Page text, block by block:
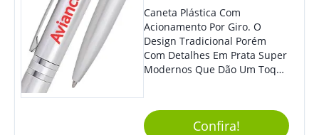
Caneta Plástica Com
Acionamento Por Giro. O
Design Tradicional Porém
Com Detalhes Em Prata Super
Modernos Que Dão Um Toque
Confira!